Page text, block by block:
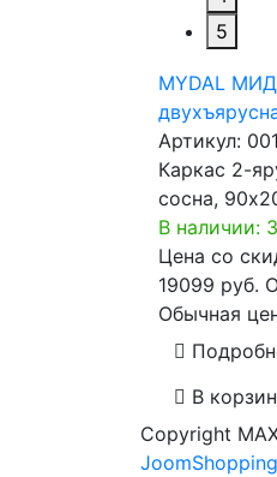
5
MYDAL
Артикул:
Каркас 2-
сосна,
В наличии:
Цена со
19099 руб.
Обычная
В
Copyright